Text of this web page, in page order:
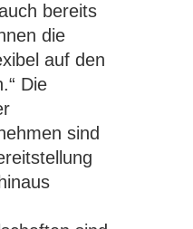
bereits
die
auf den
Die
sind